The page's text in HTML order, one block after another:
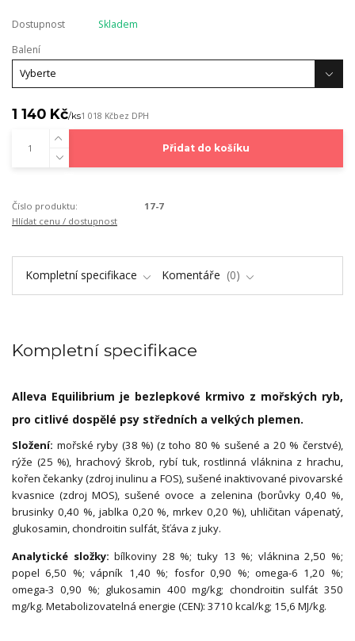
Dostupnost
Skladem
Balení
1 140 Kč/ks1 018 Kčbez DPH
Přidat do košíku
Číslo produktu:
17-7
Hlídat cenu / dostupnost
Kompletní specifikace Komentáře 0
Kompletní specifikace
Alleva Equilibrium je bezlepkové krmivo z mořských ryb,
pro citlivé dospělé psy středních a velkých plemen.
Složení: mořské ryby (38 %) (z toho 80 % sušené a 20 % čerstvé),
rýže (25 %), hrachový škrob, rybí tuk, rostlinná vláknina z hrachu,
kořen čekanky (zdroj inulinu a FOS), sušené inaktivované pivovarské
kvasnice (zdroj MOS), sušené ovoce a zelenina (borůvky 0,40 %,
brusinky 0,40 %, jablka 0,20 %, mrkev 0,20 %), uhličitan vápenatý,
glukosamin, chondroitin sulfát, šťáva z juky.
Analytické složky: bílkoviny 28 %; tuky 13 %; vláknina 2,50 %;
popel 6,50 %; vápník 1,40 %; fosfor 0,90 %; omega-6 1,20 %;
omega-3 0,90 %; glukosamin 400 mg/kg; chondroitin sulfát 350
mg/kg. Metabolizovatelná energie (CEN): 3710 kcal/kg; 15,6 MJ/kg.